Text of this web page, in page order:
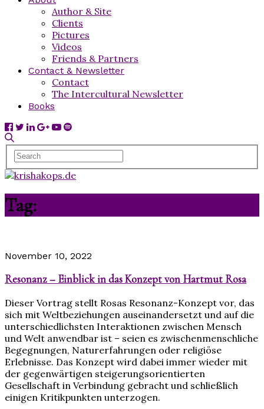
Author & Site
Clients
Pictures
Videos
Friends & Partners
Contact & Newsletter
Contact
The Intercultural Newsletter
Books
Tag:
November 10, 2022
Resonanz – Einblick in das Konzept von Hartmut Rosa
Dieser Vortrag stellt Rosas Resonanz-Konzept vor, das
sich mit Weltbeziehungen auseinandersetzt und auf die
unterschiedlichsten Interaktionen zwischen Mensch
und Welt anwendbar ist – seien es zwischenmenschliche
Begegnungen, Naturerfahrungen oder religiöse
Erlebnisse. Das Konzept wird dabei immer wieder mit
der gegenwärtigen steigerungsorientierten
Gesellschaft in Verbindung gebracht und schließlich
einigen Kritikpunkten unterzogen.